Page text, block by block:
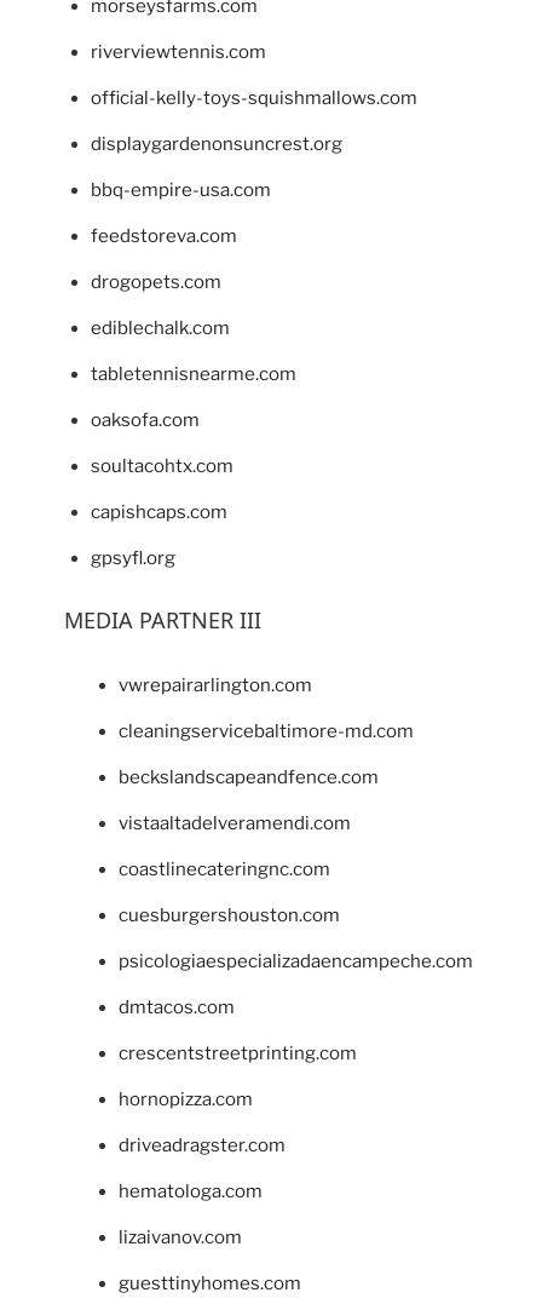
morseysfarms.com
riverviewtennis.com
official-kelly-toys-squishmallows.com
displaygardenonsuncrest.org
bbq-empire-usa.com
feedstoreva.com
drogopets.com
ediblechalk.com
tabletennisnearme.com
oaksofa.com
soultacohtx.com
capishcaps.com
gpsyfl.org
MEDIA PARTNER III
vwrepairarlington.com
cleaningservicebaltimore-md.com
beckslandscapeandfence.com
vistaaltadelveramendi.com
coastlinecateringnc.com
cuesburgershouston.com
psicologiaespecializadaencampeche.com
dmtacos.com
crescentstreetprinting.com
hornopizza.com
driveadragster.com
hematologa.com
lizaivanov.com
guesttinyhomes.com